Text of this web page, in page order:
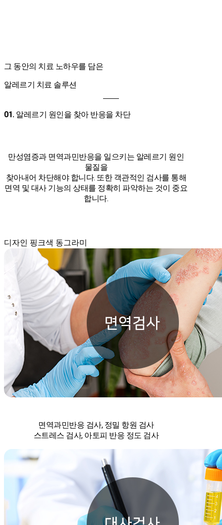
그 동안의 치료 노하우를 담은
알레르기 치료 솔루션
01. 알레르기 원인을 찾아 반응을 차단
만성염증과 면역과민반응을 일으키는 알레르기 원인
물질을
찾아내어 차단해야 합니다. 또한 객관적인 검사를 통해
면역 및 대사 기능의 상태를 정확히 파악하는 것이 중요
합니다.
디자인 핑크색 동그라미
면역과민반응 검사, 정밀 항원 검사
스트레스 검사, 아토피 반응 정도 검사